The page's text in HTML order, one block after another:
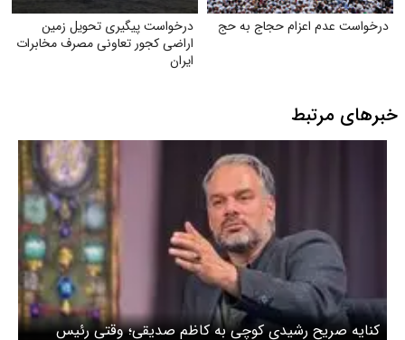
درخواست عدم اعزام حجاج به حج
درخواست پیگیری تحویل زمین
اراضی کجور تعاونی مصرف مخابرات
ایران
خبرهای مرتبط
کنایه صریح رشیدی کوچی به کاظم صدیقی؛ وقتی رئیس